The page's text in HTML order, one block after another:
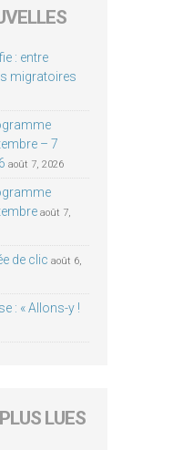
: entre
migratoires
– 7
août 7, 2026
août 7,
de clic août 6,
: « Allons-y !
LUES